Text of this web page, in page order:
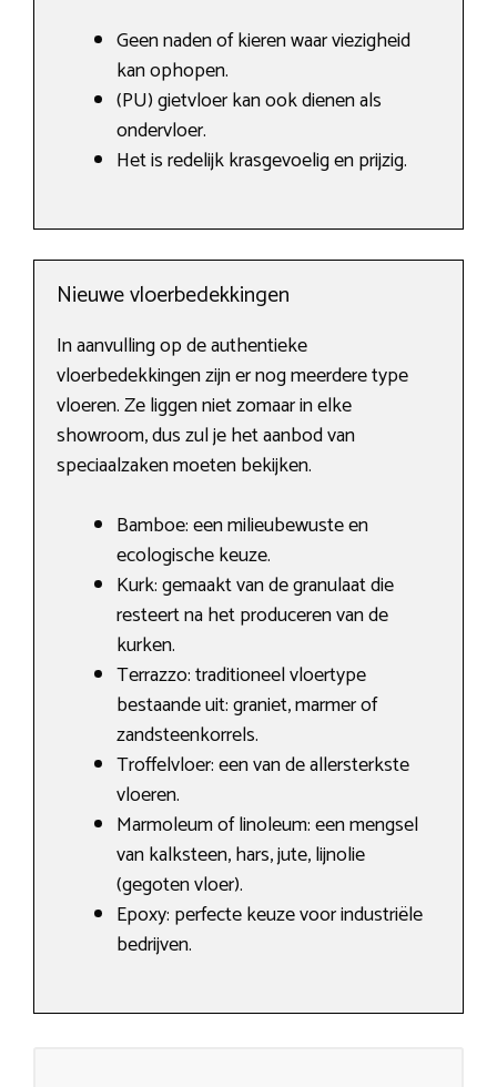
Geen naden of kieren waar viezigheid
kan ophopen.
(PU) gietvloer kan ook dienen als
ondervloer.
Het is redelijk krasgevoelig en prijzig.
Nieuwe vloerbedekkingen
In aanvulling op de authentieke
vloerbedekkingen zijn er nog meerdere type
vloeren. Ze liggen niet zomaar in elke
showroom, dus zul je het aanbod van
speciaalzaken moeten bekijken.
Bamboe: een milieubewuste en
ecologische keuze.
Kurk: gemaakt van de granulaat die
resteert na het produceren van de
kurken.
Terrazzo: traditioneel vloertype
bestaande uit: graniet, marmer of
zandsteenkorrels.
Troffelvloer: een van de allersterkste
vloeren.
Marmoleum of linoleum: een mengsel
van kalksteen, hars, jute, lijnolie
(gegoten vloer).
Epoxy: perfecte keuze voor industriële
bedrijven.